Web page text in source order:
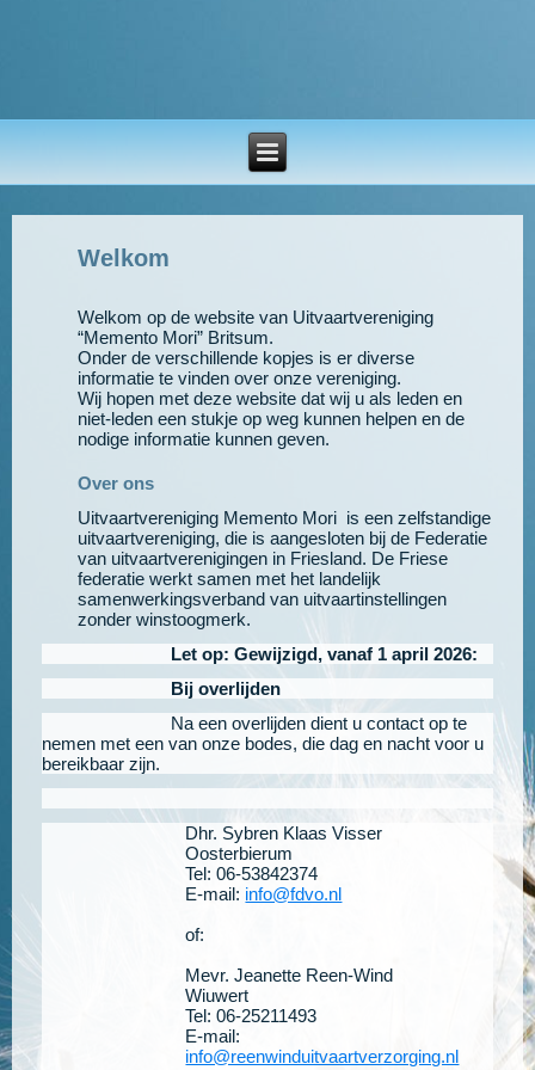
Welkom
Welkom op de website van Uitvaartvereniging
“Memento Mori” Britsum.
Onder de verschillende kopjes is er diverse
informatie te vinden over onze vereniging.
Wij hopen met deze website dat wij u als leden en
niet-leden een stukje op weg kunnen helpen en de
nodige informatie kunnen geven.
Over ons
Uitvaartvereniging Memento Mori is een zelfstandige
uitvaartvereniging, die is aangesloten bij de Federatie
van uitvaartverenigingen in Friesland. De Friese
federatie werkt samen met het landelijk
samenwerkingsverband van uitvaartinstellingen
zonder winstoogmerk.
Let op: Gewijzigd, vanaf 1 april 2026:
Bij overlijden
Na een overlijden dient u contact op te
nemen met een van onze bodes, die dag en nacht voor u
bereikbaar zijn.
Dhr. Sybren Klaas Visser
Oosterbierum
Tel: 06-53842374
E-mail: info@fdvo.nl
of:
Mevr. Jeanette Reen-Wind
Wiuwert
Tel: 06-25211493
E-mail:
info@reenwinduitvaartverzorging.nl